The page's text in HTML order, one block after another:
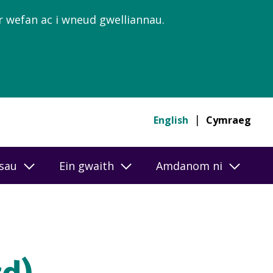
wefan ac i wneud gwelliannau.
English Cymraeg
Ein gwaith Amdanom ni